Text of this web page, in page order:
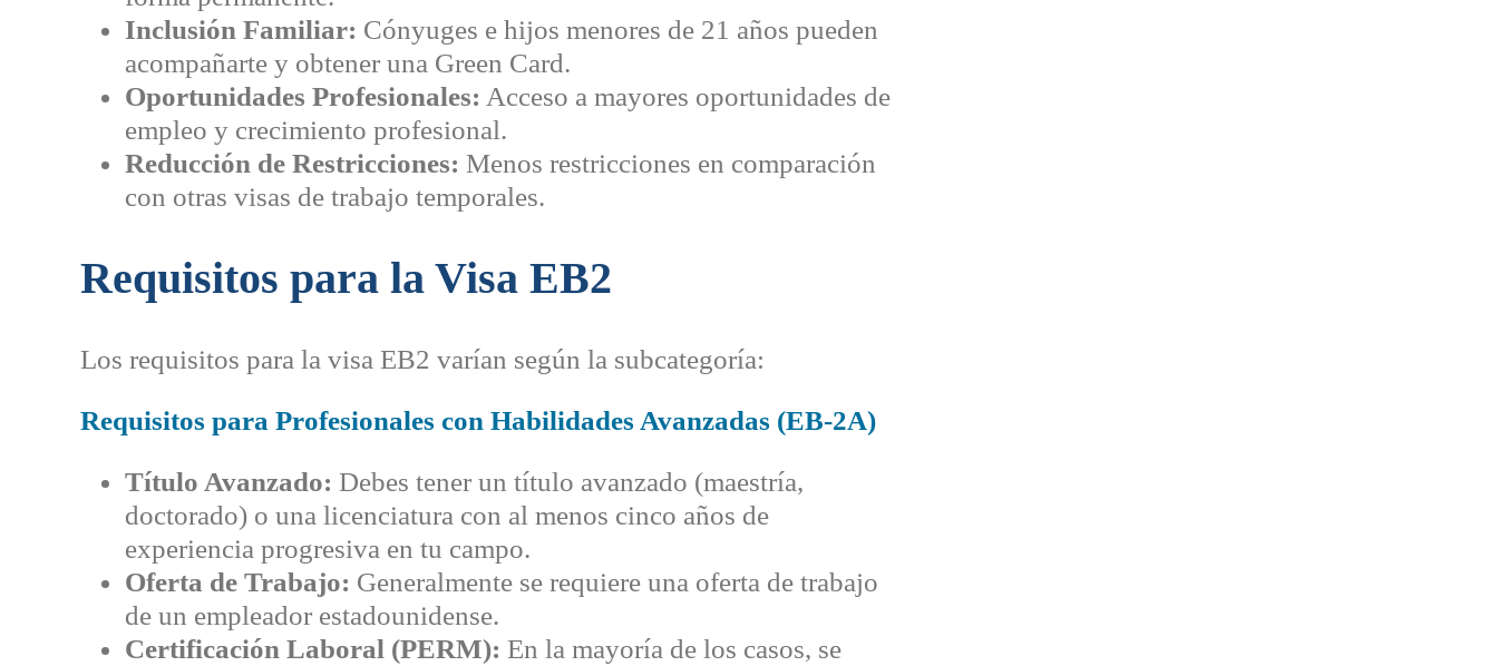
Inclusión Familiar: Cónyuges e hijos menores de 21 años pueden
acompañarte y obtener una Green Card.
Oportunidades Profesionales: Acceso a mayores oportunidades de
empleo y crecimiento profesional.
Reducción de Restricciones: Menos restricciones en comparación
con otras visas de trabajo temporales.
Requisitos para la Visa EB2
Los requisitos para la visa EB2 varían según la subcategoría:
Requisitos para Profesionales con Habilidades Avanzadas (EB-2A)
Título Avanzado: Debes tener un título avanzado (maestría,
doctorado) o una licenciatura con al menos cinco años de
experiencia progresiva en tu campo.
Oferta de Trabajo: Generalmente se requiere una oferta de trabajo
de un empleador estadounidense.
Certificación Laboral (PERM): En la mayoría de los casos, se